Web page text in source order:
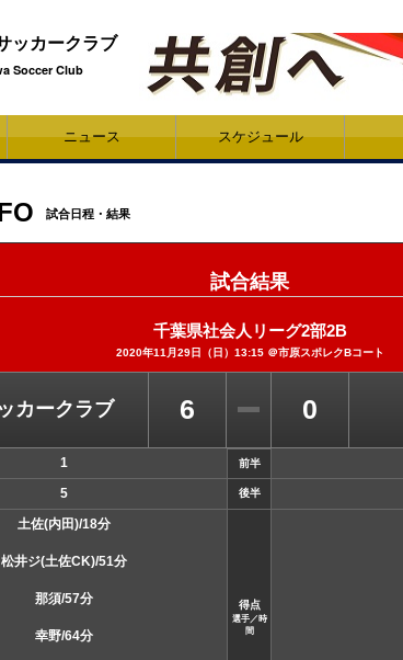
ッカークラブ
Soccer Club
ニュース スケジュール
試合日程・結果
試合結果
千葉県社会人リーグ2部2B
2020年11月29日（日）13:15 ＠市原スポレクBコート
カークラブ 6 0
1 前半
5
後半
土佐(内田)/18分
松井ジ(土佐CK)/51分
那須/57分
幸野/64分
得点
選手／時
間